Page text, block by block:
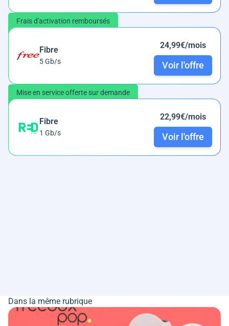
Frais d'activation remboursés
Fibre
5 Gb/s
24,99€/mois
Voir l'offre
Mise en service offerte sur demande
Fibre
1 Gb/s
22,99€/mois
Voir l'offre
Dans la même rubrique